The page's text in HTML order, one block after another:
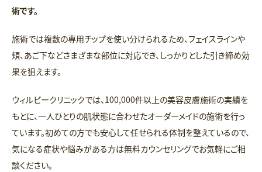
術です。
施術では複数の専用チップを使い分けられるため、フェイスラインや
頬、あご下などさまざまな部位に対応でき、しっかりとした引き締め効
果を狙えます。
ウィルビークリニックでは、100,000件以上の美容皮膚施術の実績を
もとに、一人ひとりの肌状態に合わせたオーダーメイドの施術を行っ
ています。初めての方でも安心して任せられる体制を整えているので、
気になる症状や悩みがある方は無料カウンセリングでお気軽にご相
談ください。